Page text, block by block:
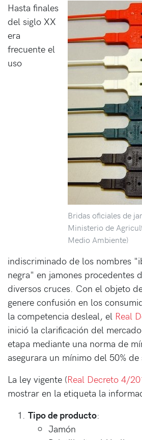
Bridas oficiales de
Ministerio de
Medio Ambiente)
Hasta finales
del siglo XX
era
frecuente el
uso
indiscriminado de los nombres
negra" en jamones procedentes
diversos cruces. Con el objeto
genere confusión en los
la competencia desleal, el Real
inició la clarificación del
etapa mediante una norma de
asegurara un mínimo del 50% de
La ley vigente (Real Decreto 4/
mostrar en la etiqueta la
Tipo de producto:
Jamón